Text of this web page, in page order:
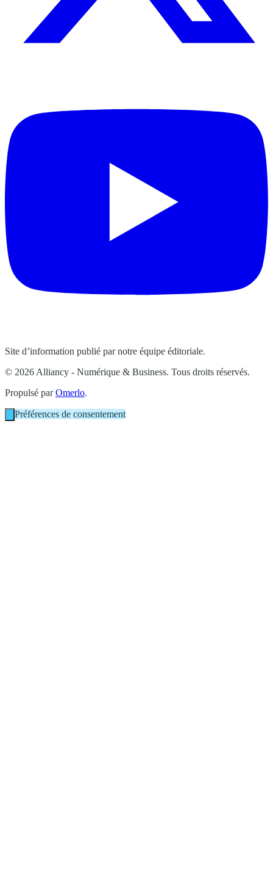
Site d’information publié par notre équipe éditoriale.
© 2026 Alliancy - Numérique & Business. Tous droits réservés.
Propulsé parOmerlo.
Préférences de consentement